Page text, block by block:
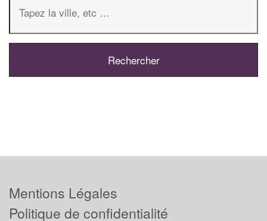
Mentions Légales
Politique de confidentialité